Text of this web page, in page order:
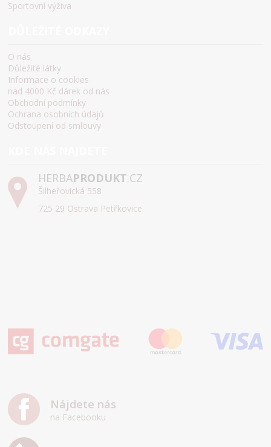
Sportovní výživa
O nás
Důležité látky
Informace o cookies
nad 4000 Kč dárek od nás
Obchodní podmínky
Ochrana osobních údajů
Odstoupení od smlouvy
HERBAPRODUKT.CZ
Šilheřovická 558
725 29 Ostrava Petřkovice
Nájdete nás
na Facebooku